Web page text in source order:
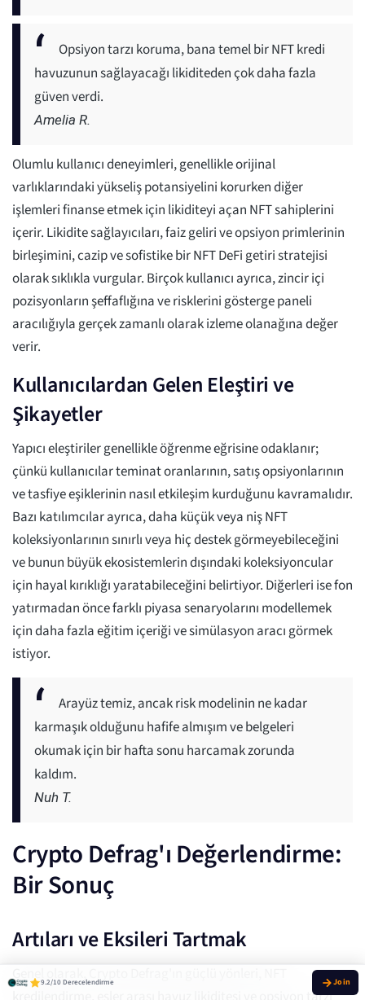
Opsiyon tarzı koruma, bana temel bir NFT kredi
havuzunun sağlayacağı likiditeden çok daha fazla
güven verdi.
Amelia R.
Olumlu kullanıcı deneyimleri, genellikle orijinal
varlıklarındaki yükseliş potansiyelini korurken diğer
işlemleri finanse etmek için likiditeyi açan NFT sahiplerini
içerir. Likidite sağlayıcıları, faiz geliri ve opsiyon primlerinin
birleşimini, cazip ve sofistike bir NFT DeFi getiri stratejisi
olarak sıklıkla vurgular. Birçok kullanıcı ayrıca, zincir içi
pozisyonların şeffaflığına ve risklerini gösterge paneli
aracılığıyla gerçek zamanlı olarak izleme olanağına değer
verir.
Kullanıcılardan Gelen Eleştiri ve
Şikayetler
Yapıcı eleştiriler genellikle öğrenme eğrisine odaklanır;
çünkü kullanıcılar teminat oranlarının, satış opsiyonlarının
ve tasfiye eşiklerinin nasıl etkileşim kurduğunu kavramalıdır.
Bazı katılımcılar ayrıca, daha küçük veya niş NFT
koleksiyonlarının sınırlı veya hiç destek görmeyebileceğini
ve bunun büyük ekosistemlerin dışındaki koleksiyoncular
için hayal kırıklığı yaratabileceğini belirtiyor. Diğerleri ise fon
yatırmadan önce farklı piyasa senaryolarını modellemek
için daha fazla eğitim içeriği ve simülasyon aracı görmek
istiyor.
Arayüz temiz, ancak risk modelinin ne kadar
karmaşık olduğunu hafife almışım ve belgeleri
okumak için bir hafta sonu harcamak zorunda
kaldım.
Nuh T.
Crypto Defrag'ı Değerlendirme:
Bir Sonuç
Artıları ve Eksileri Tartmak
Genel olarak, Crypto Defrag'ın güçlü yönleri, NFT
9.2/10 Derecelendirme